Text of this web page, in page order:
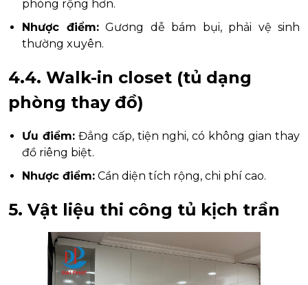
phòng rộng hơn.
Nhược điểm:Gương dễ bám bụi, phải vệ sinh
thường xuyên.
4.4. Walk-in closet (tủ dạng
phòng thay đồ)
Ưu điểm:Đẳng cấp, tiện nghi, có không gian thay
đồ riêng biệt.
Nhược điểm: Cần diện tích rộng, chi phí cao.
5. Vật liệu thi công tủ kịch trần